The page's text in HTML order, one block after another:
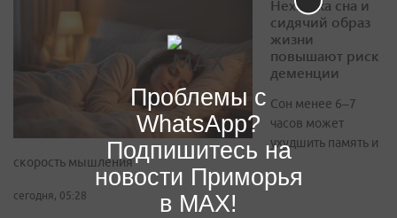
Нехватка сна и
сидячий образ
жизни
повышают риск
деменции
Сон менее 6–7
часов может
ухудшить память и
скорость мышления
сегодня, 05:28
Проблемы с
WhatsApp?
Подпишитесь на
новости Приморья
в MAX!